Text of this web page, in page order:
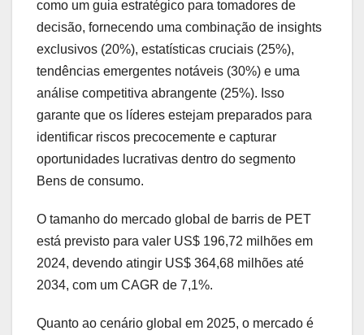
como um guia estratégico para tomadores de
decisão, fornecendo uma combinação de insights
exclusivos (20%), estatísticas cruciais (25%),
tendências emergentes notáveis (30%) e uma
análise competitiva abrangente (25%). Isso
garante que os líderes estejam preparados para
identificar riscos precocemente e capturar
oportunidades lucrativas dentro do segmento
Bens de consumo.
O tamanho do mercado global de barris de PET
está previsto para valer US$ 196,72 milhões em
2024, devendo atingir US$ 364,68 milhões até
2034, com um CAGR de 7,1%.
Quanto ao cenário global em 2025, o mercado é